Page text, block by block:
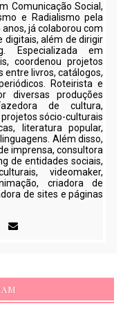
Comunicação Social,
e Radialismo pela
já colaborou com
digitais, além de dirigir
Especializada em
coordenou projetos
entre livros, catálogos,
Roteirista e
diversas produções
de cultura,
sócio-culturais
literatura popular,
Além disso,
imprensa, consultora
de entidades sociais,
videomaker,
criadora de
de sites e páginas